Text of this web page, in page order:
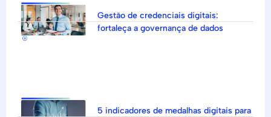
Gestão de credenciais digitais:
fortaleça a governança de dados
5 indicadores de medalhas digitais para